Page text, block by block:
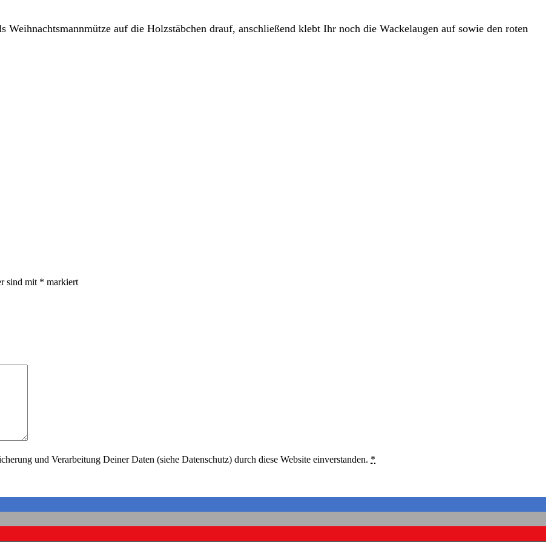
auf die Holzstäbchen drauf, anschließend klebt Ihr noch die Wackelaugen auf sowie den roten
sind mit * markiert
und Verarbeitung Deiner Daten (siehe Datenschutz) durch diese Website einverstanden. *